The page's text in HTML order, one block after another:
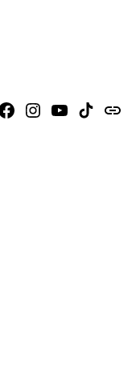
Instagram
YoutubeTiktokissuu